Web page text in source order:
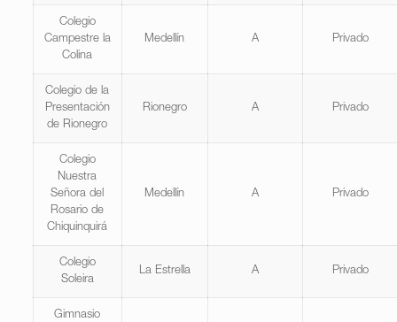
Colegio
Campestre la
Colina
Medellín A Privado
Colegio de la
Presentación
de Rionegro
Rionegro A Privado
Colegio
Nuestra
Señora del
Rosario de
Chiquinquirá
Medellín A Privado
Colegio
Soleira
La Estrella A Privado
Gimnasio